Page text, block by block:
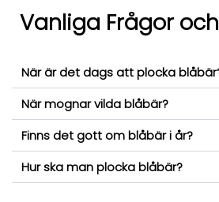
Vanliga Frågor
När är det dags att plocka
När mognar vilda blåbär?
Finns det gott om blåbär i år?
Hur ska man plocka blåbär?